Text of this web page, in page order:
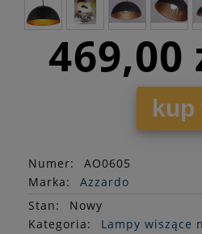
469,00
kup
Numer:
AO0605
Marka:
Azzardo
Stan:
Nowy
Kategoria:
Lampy wiszące